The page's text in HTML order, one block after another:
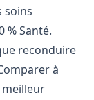
soins
Santé.
reconduire
à